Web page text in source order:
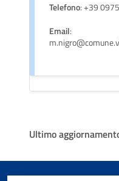
Telefono: +39
Email:
Ultimo